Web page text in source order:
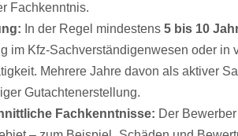
Fachkenntnis.
In der Regel mindestens 5 bis 10
im Kfz-Sachverständigenwesen oder in
Mehrere Jahre davon als aktiver
Gutachtenerstellung.
Fachkenntnisse: Der